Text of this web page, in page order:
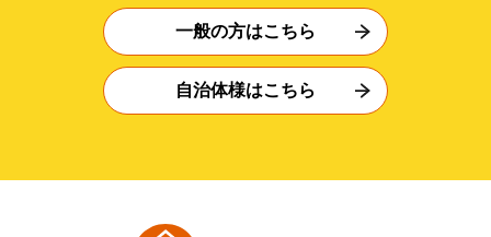
一般の方はこちら
自治体様はこちら